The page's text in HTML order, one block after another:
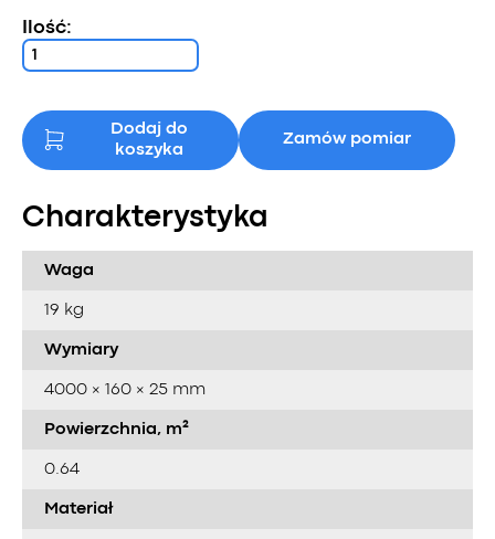
Ilość:
Dodaj do
koszyka
Zamów pomiar
Charakterystyka
Waga
19 kg
Wymiary
4000 × 160 × 25 mm
Powierzchnia, m²
0.64
Materiał